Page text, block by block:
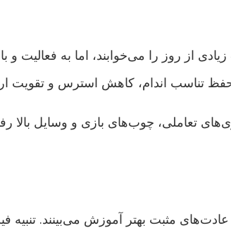
از روز را می‌خوابند، اما به فعالیت و
تعاملی، چوب‌های بازی و وسایل بالا
عادت‌های مثبت بهتر آموزش می‌بینند. تنبیه